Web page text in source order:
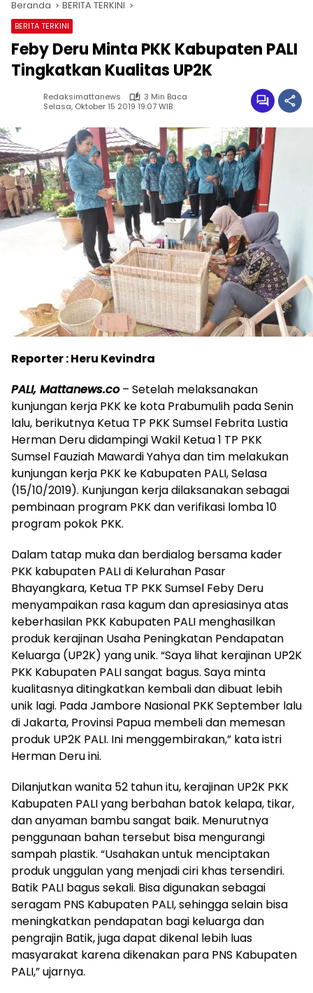
Beranda BERITA TERKINI
BERITA TERKINI
Feby Deru Minta PKK Kabupaten PALI
Tingkatkan Kualitas UP2K
Redaksimattanews
3 Min Baca
Selasa, Oktober 15 2019 19:07 WIB
Reporter : Heru Kevindra
PALI, Mattanews.co– Setelah melaksanakan
kunjungan kerja PKK ke kota Prabumulih pada Senin
lalu, berikutnya Ketua TP PKK Sumsel Febrita Lustia
Herman Deru didampingi Wakil Ketua 1 TP PKK
Sumsel Fauziah Mawardi Yahya dan tim melakukan
kunjungan kerja PKK ke Kabupaten PALI, Selasa
(15/10/2019). Kunjungan kerja dilaksanakan sebagai
pembinaan program PKK dan verifikasi lomba 10
program pokok PKK.
Dalam tatap muka dan berdialog bersama kader
PKK kabupaten PALI di Kelurahan Pasar
Bhayangkara, Ketua TP PKK Sumsel Feby Deru
menyampaikan rasa kagum dan apresiasinya atas
keberhasilan PKK Kabupaten PALI menghasilkan
produk kerajinan Usaha Peningkatan Pendapatan
Keluarga (UP2K) yang unik. “Saya lihat kerajinan UP2K
PKK Kabupaten PALI sangat bagus. Saya minta
kualitasnya ditingkatkan kembali dan dibuat lebih
unik lagi. Pada Jambore Nasional PKK September lalu
di Jakarta, Provinsi Papua membeli dan memesan
produk UP2K PALI. Ini menggembirakan,” kata istri
Herman Deru ini.
Dilanjutkan wanita 52 tahun itu, kerajinan UP2K PKK
Kabupaten PALI yang berbahan batok kelapa, tikar,
dan anyaman bambu sangat baik. Menurutnya
penggunaan bahan tersebut bisa mengurangi
sampah plastik. “Usahakan untuk menciptakan
produk unggulan yang menjadi ciri khas tersendiri.
Batik PALI bagus sekali. Bisa digunakan sebagai
seragam PNS Kabupaten PALI, sehingga selain bisa
meningkatkan pendapatan bagi keluarga dan
pengrajin Batik, juga dapat dikenal lebih luas
masyarakat karena dikenakan para PNS Kabupaten
PALI,” ujarnya.